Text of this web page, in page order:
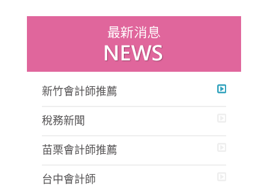
新竹會計師推薦
稅務新聞
苗栗會計師推薦
台中會計師